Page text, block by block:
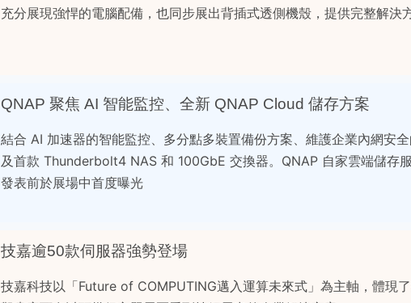
充分展現強悍的電腦配備，也同步展出背插式透側機殼，提供完整解決
QNAP 聚焦 AI 智能監控、全新 QNAP Cloud 儲存方案
結合 AI 加速器的智能監控、多分點多裝置備份方案、維護企業內網安
及首款 Thunderbolt4 NAS 和 100GbE 交換器。QNAP 自家雲端儲存
發表前於展場中首度曝光
技嘉逾50款伺服器強勢登場
技嘉科技以「Future of COMPUTING邁入運算未來式」為主軸，體現